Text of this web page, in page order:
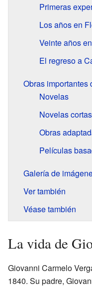
Primeras
Los años en
Veinte años
El regreso a
Obras importantes
Novelas
Novelas
Obras
Películas
Galería de
Ver también
Véase también
La vida de
Giovanni Carmelo
1840. Su padre,